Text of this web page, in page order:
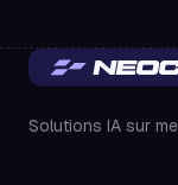
Solutions IA sur